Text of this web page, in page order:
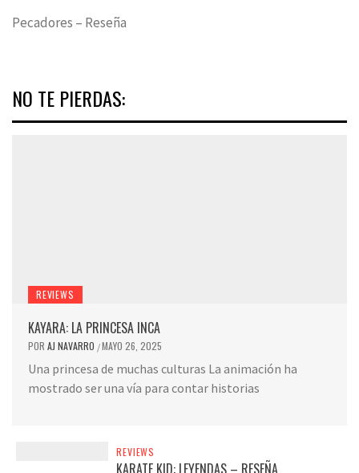
Pecadores – Reseña
NO TE PIERDAS:
REVIEWS
KAYARA: LA PRINCESA INCA
POR AJ NAVARRO /MAYO 26, 2025
Una princesa de muchas culturas La animación ha
mostrado ser una vía para contar historias
REVIEWS
KARATE KID: LEYENDAS – RESEÑA